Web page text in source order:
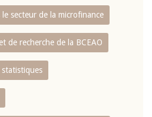
le secteur de la microfinance
de recherche de la BCEAO